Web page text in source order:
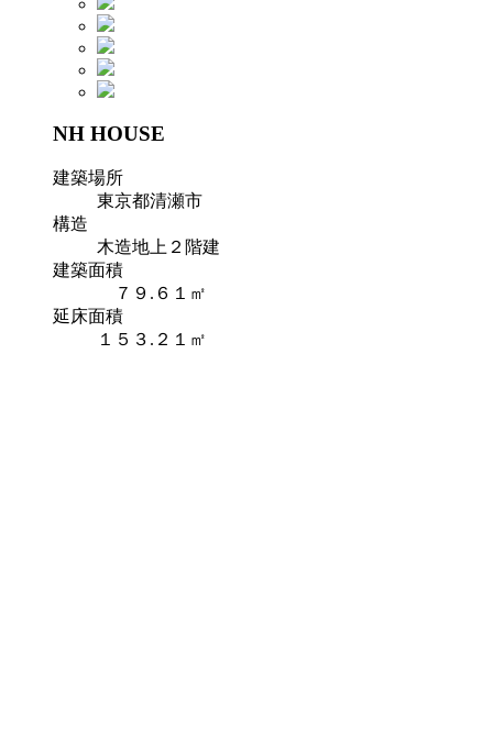
NH HOUSE
建築場所
東京都清瀬市
構造
木造地上２階建
建築面積
７９.６１㎡
延床面積
１５３.２１㎡